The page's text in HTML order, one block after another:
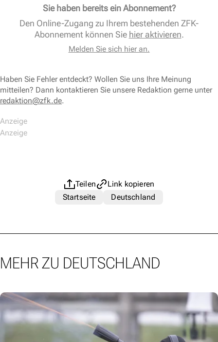
Sie haben bereits ein Abonnement?
Den Online-Zugang zu Ihrem bestehenden ZFK-
Abonnement können Sie hier aktivieren.
Melden Sie sich hier an.
Haben Sie Fehler entdeckt? Wollen Sie uns Ihre Meinung
mitteilen? Dann kontaktieren Sie unsere Redaktion gerne unter
redaktion@zfk.de.
Teilen
Link kopieren
Startseite
Deutschland
MEHR ZU DEUTSCHLAND